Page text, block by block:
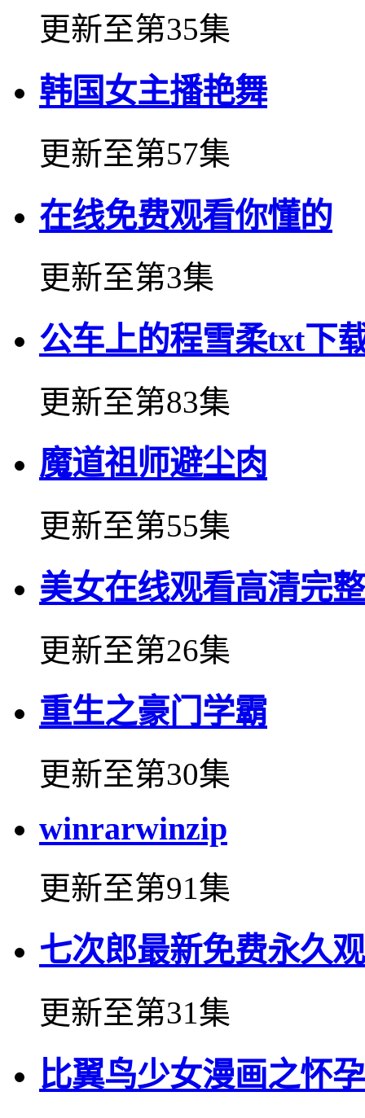
更新至第35集
韩国女主播艳舞
更新至第57集
在线免费观看你懂的
更新至第3集
公车上的程雪柔txt下
更新至第83集
魔道祖师避尘肉
更新至第55集
美女在线观看高清完
更新至第26集
重生之豪门学霸
更新至第30集
winrarwinzip
更新至第91集
七次郎最新免费永久
更新至第31集
比翼鸟少女漫画之怀孕